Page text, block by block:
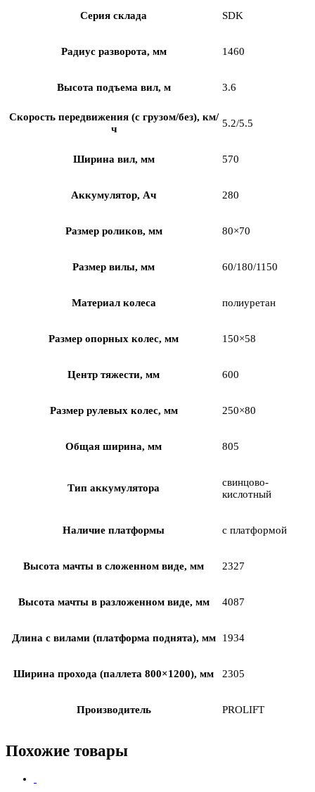
Серия склада SDK
Радиус разворота, мм 1460
Высота подъема вил, м 3.6
Скорость передвижения (с грузом/без), км/
ч
5.2/5.5
Ширина вил, мм 570
Аккумулятор, Ач 280
Размер роликов, мм 80×70
Размер вилы, мм 60/180/1150
Материал колеса полиуретан
Размер опорных колес, мм 150×58
Центр тяжести, мм 600
Размер рулевых колес, мм 250×80
Общая ширина, мм 805
Тип аккумулятора
свинцово-
кислотный
Наличие платформы с платформой
Высота мачты в сложенном виде, мм 2327
Высота мачты в разложенном виде, мм 4087
Длина с вилами (платформа поднята), мм 1934
Ширина прохода (паллета 800×1200), мм 2305
Производитель PROLIFT
Похожие товары